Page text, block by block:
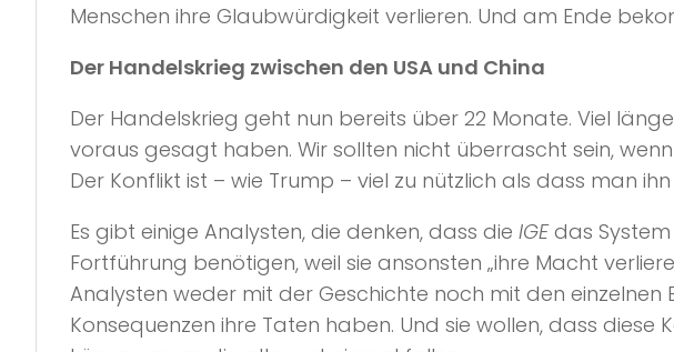
Menschen ihre Glaubwürdigkeit verlieren. Und am Ende
Der Handelskrieg zwischen den USA und China
Der Handelskrieg geht nun bereits über 22 Monate. Viel
voraus gesagt haben. Wir sollten nicht überrascht sein,
Der Konflikt ist – wie Trump – viel zu nützlich als dass man
Es gibt einige Analysten, die denken, dass die IGEdas System
Fortführung benötigen, weil sie ansonsten „ihre Macht
Analysten weder mit der Geschichte noch mit den einzelnen
Konsequenzen ihre Taten haben. Und sie wollen, dass diese